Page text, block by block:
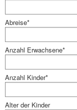
Abreise*
Anzahl Erwachsene*
Anzahl Kinder*
Alter der Kinder